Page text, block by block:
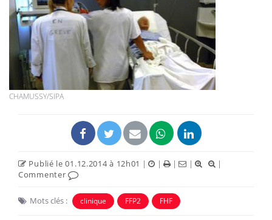
CHAMUSSY/SIPA
Publié le 01.12.2014 à 12h01 | | | |
|
Commenter
Mots clés : clinique FFP2 FHF